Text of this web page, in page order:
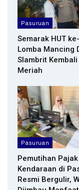
Pasuruan
Semarak HUT
Lomba Mancing
Slambrit
Meriah
Pasuruan
Pemutihan Pajak
Kendaraan di
Resmi Bergulir,